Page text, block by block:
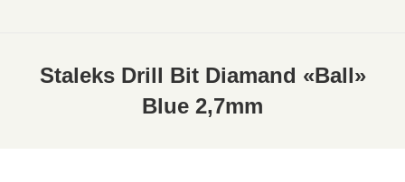
Staleks Drill Bit Diamand «Ball»
Blue 2,7mm